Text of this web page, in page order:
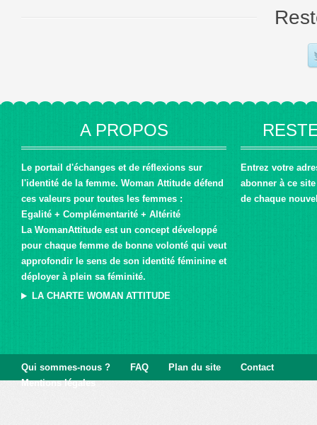
A PROPOS
Le portail d'échanges et de réflexions sur
l'identité de la femme. Woman Attitude défend
ces valeurs pour toutes les femmes :
Egalité + Complémentarité + Altérité
La WomanAttitude est un concept développé
pour chaque femme de bonne volonté qui veut
approfondir le sens de son identité féminine et
déployer à plein sa féminité.
LA CHARTE WOMAN ATTITUDE
Entrez votre
abonner à ce
de chaque
Qui sommes-nous ? FAQ Plan du site
Contact
Mentions légales